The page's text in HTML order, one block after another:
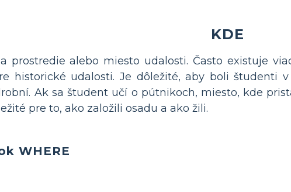
KDE
prostredie alebo miesto udalosti. Často existuje
historické udalosti. Je dôležité, aby boli študenti
Ak sa študent učí o pútnikoch, miesto, kde
pre to, ako založili osadu a ako žili.
WHERE